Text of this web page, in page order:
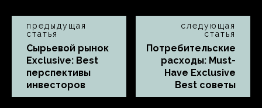
предыдущая
статья
Сырьевой рынок
Exclusive: Best
перспективы
инвесторов
следующая
статья
Потребительские
расходы: Must-
Have Exclusive
Best советы